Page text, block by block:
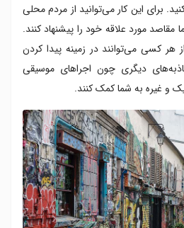
برای این کار می‌توانید از مردم محلی
مقاصد مورد علاقه‌ خود را پیشنهاد کنند.
هر کسی می‌توانند در زمینه پیدا کردن
دیگری چون اجراهای موسیقی
و غیره به شما کمک کنند.